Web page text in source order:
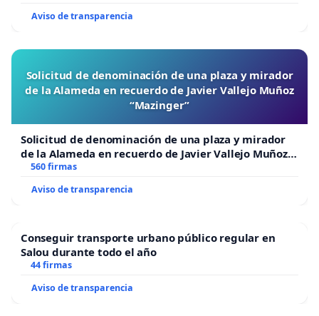
Aviso de transparencia
Solicitud de denominación de una plaza y mirador
de la Alameda en recuerdo de Javier Vallejo Muñoz
“Mazinger”
Solicitud de denominación de una plaza y mirador
de la Alameda en recuerdo de Javier Vallejo Muñoz
“Mazinger”
560 firmas
Aviso de transparencia
Conseguir transporte urbano público regular en
Salou durante todo el año
44 firmas
Aviso de transparencia